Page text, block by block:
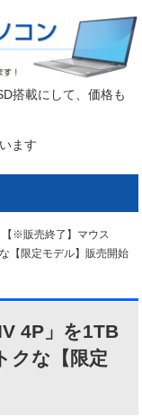
搭載にして、価格も
ます
【※販売終了】マウス
【限定モデル】販売開始
4P」を1TB
クな【限定